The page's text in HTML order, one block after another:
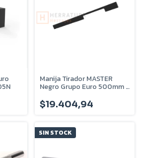
Manija Tirador MASTER
Negro Grupo Euro 500mm -
$19.404,94
SIN STOCK